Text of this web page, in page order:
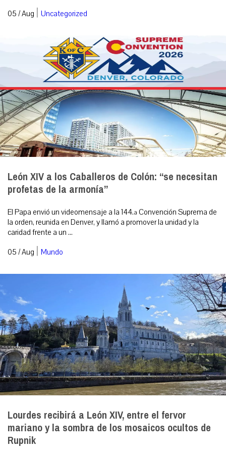
05 / Aug | Uncategorized
León XIV a los Caballeros de Colón: “se necesitan
profetas de la armonía”
El Papa envió un videomensaje a la 144.ª Convención Suprema de
la orden, reunida en Denver, y llamó a promover la unidad y la
caridad frente a un ...
05 / Aug | Mundo
Lourdes recibirá a León XIV, entre el fervor
mariano y la sombra de los mosaicos ocultos de
Rupnik